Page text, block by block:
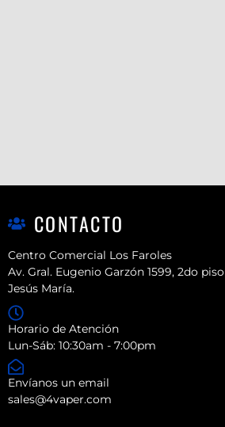
CONTACTO
Centro Comercial Los Faroles
Av. Gral. Eugenio Garzón 1599, 2do piso
Jesús María.
Horario de Atención
Lun-Sáb: 10:30am - 7:00pm
Envíanos un email
sales@4vaper.com